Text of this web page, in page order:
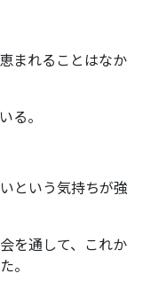
まれることはなか
る。
という気持ちが強
を通して、これか
。